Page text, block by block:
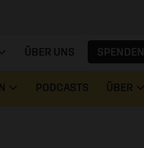
ÜBER UNS SPENDEN
PODCASTS ÜBER